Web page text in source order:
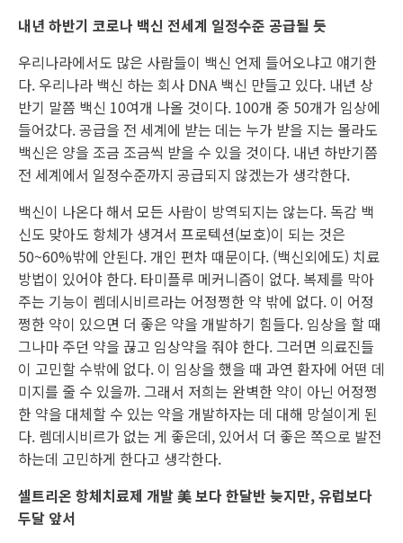
내년 하반기 코로나 백신 전세계 일정수준 공급될 듯
우리나라에서도 많은 사람들이 백신 언제 들어오냐고 얘기한
다. 우리나라 백신 하는 회사 DNA 백신 만들고 있다. 내년 상
반기 말쯤 백신 10여개 나올 것이다. 100개 중 50개가 임상에
들어갔다. 공급을 전 세계에 받는 데는 누가 받을 지는 몰라도
백신은 양을 조금 조금씩 받을 수 있을 것이다. 내년 하반기쯤
전 세계에서 일정수준까지 공급되지 않겠는가 생각한다.
백신이 나온다 해서 모든 사람이 방역되지는 않는다. 독감 백
신도 맞아도 항체가 생겨서 프로텍션(보호)이 되는 것은
50~60%밖에 안된다. 개인 편차 때문이다. (백신외에도) 치료
방법이 있어야 한다. 타미플루 메커니즘이 없다. 복제를 막아
주는 기능이 렘데시비르라는 어정쩡한 약 밖에 없다. 이 어정
쩡한 약이 있으면 더 좋은 약을 개발하기 힘들다. 임상을 할 때
그나마 주던 약을 끊고 임상약을 줘야 한다. 그러면 의료진들
이 고민할 수밖에 없다. 이 임상을 했을 때 과연 환자에 어떤 데
미지를 줄 수 있을까. 그래서 저희는 완벽한 약이 아닌 어정쩡
한 약을 대체할 수 있는 약을 개발하자는 데 대해 망설이게 된
다. 렘데시비르가 없는 게 좋은데, 있어서 더 좋은 쪽으로 발전
하는데 고민하게 한다고 생각한다.
셀트리온 항체치료제 개발 美 보다 한달반 늦지만, 유럽보다
두달 앞서